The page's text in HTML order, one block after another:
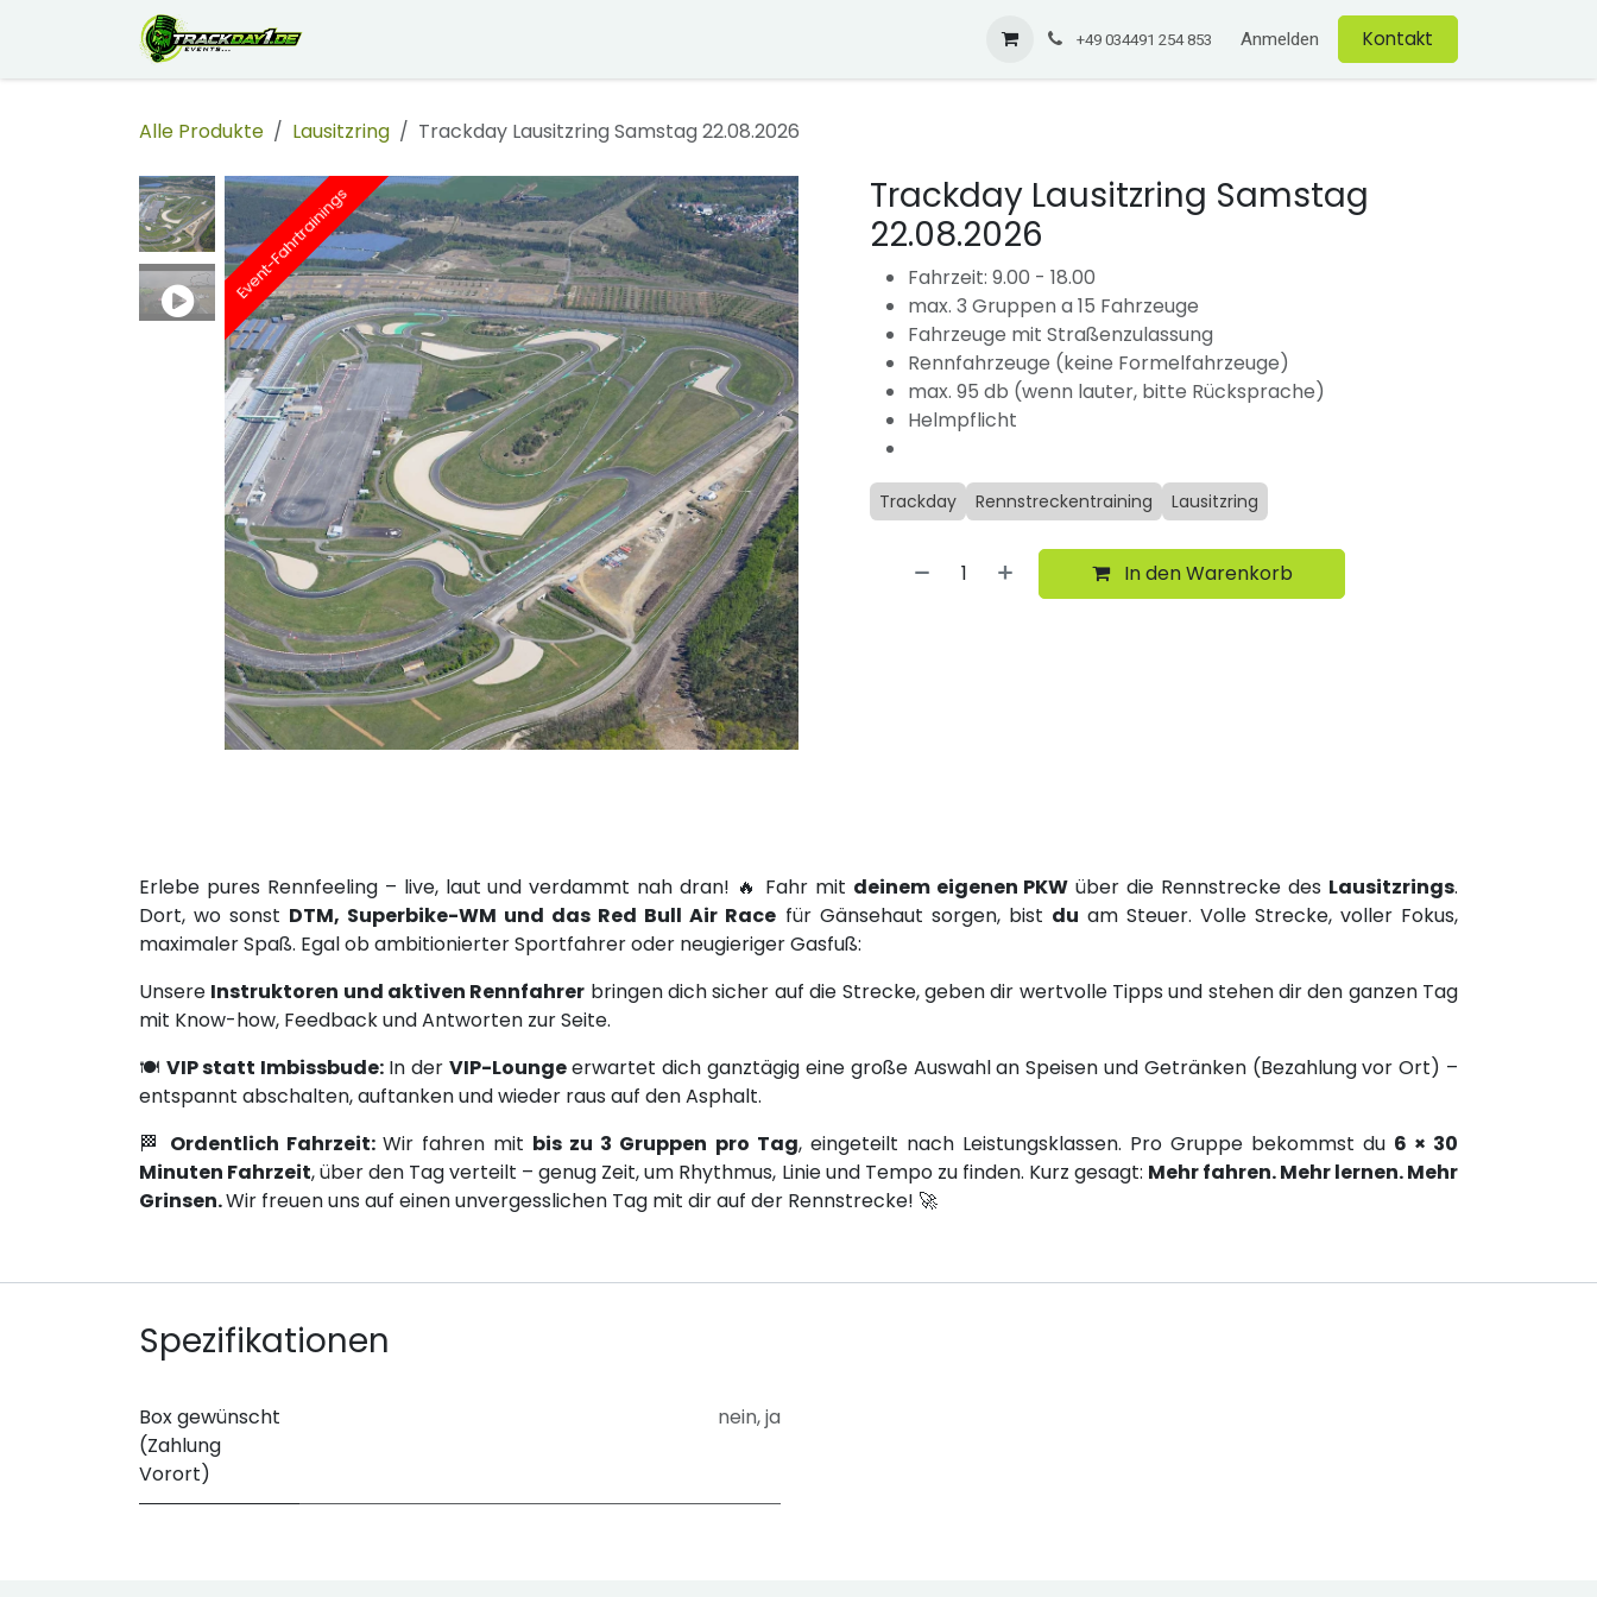
Zum Inhalt springen
+49 034491 254 853 Anmelden Kontakt
Alle Produkte Lausitzring Trackday Lausitzring Samstag 22.08.2026
Event-Fahrtrainings
Event-Fahrtrainings
Trackday Lausitzring Samstag
22.08.2026
Fahrzeit: 9.00 - 18.00
max. 3 Gruppen a 15 Fahrzeuge
Fahrzeuge mit Straßenzulassung
Rennfahrzeuge (keine Formelfahrzeuge)
max. 95 db (wenn lauter, bitte Rücksprache)
Helmpflicht
Trackday Rennstreckentraining Lausitzring
In den Warenkorb
Erlebe pures Rennfeeling – live, laut und verdammt nah dran! 🔥 Fahr mit deinem eigenen PKW über die Rennstrecke des Lausitzrings.
Dort, wo sonst DTM, Superbike-WM und das Red Bull Air Race für Gänsehaut sorgen, bist du am Steuer. Volle Strecke, voller Fokus,
maximaler Spaß. Egal ob ambitionierter Sportfahrer oder neugieriger Gasfuß:
Unsere Instruktoren und aktiven Rennfahrer bringen dich sicher auf die Strecke, geben dir wertvolle Tipps und stehen dir den ganzen Tag
mit Know-how, Feedback und Antworten zur Seite.
🍽 VIP statt Imbissbude: In der VIP-Loungeerwartet dich ganztägig eine große Auswahl an Speisen und Getränken (Bezahlung vor Ort) –
entspannt abschalten, auftanken und wieder raus auf den Asphalt.
🏁 Ordentlich Fahrzeit:Wir fahren mit bis zu 3 Gruppen pro Tag, eingeteilt nach Leistungsklassen. Pro Gruppe bekommst du 6 × 30
Minuten Fahrzeit, über den Tag verteilt – genug Zeit, um Rhythmus, Linie und Tempo zu finden. Kurz gesagt: Mehr fahren. Mehr lernen. Mehr
Grinsen.Wir freuen uns auf einen unvergesslichen Tag mit dir auf der Rennstrecke! 🚀
Spezifikationen
Box gewünscht
(Zahlung
Vorort)
nein,ja